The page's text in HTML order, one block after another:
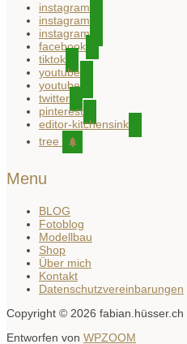
instagram
instagram
instagram
facebook
tiktok
youtube
youtube
twitter
pinterest
editor-kitchensink
tree
Menu
BLOG
Fotoblog
Modellbau
Shop
Über mich
Kontakt
Datenschutzvereinbarungen
Copyright © 2026 fabian.hüsser.ch
Entworfen von WPZOOM